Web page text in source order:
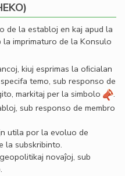
de la establoj en kaj apud la
imprimaturo de la Konsulo
kiuj esprimas la oﬁcialan
temo, sub responso de
markitaj per la simbolo
.
sub responso de membro
utila por la evoluo de
la subskribinto.
novaĵoj, sub